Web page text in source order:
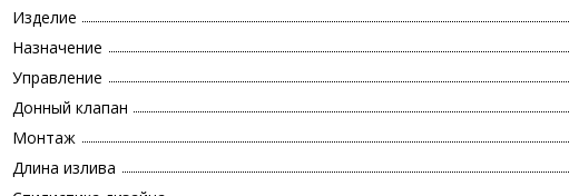
Изделие
Назначение
Управление
Донный клапан
Монтаж
Длина излива